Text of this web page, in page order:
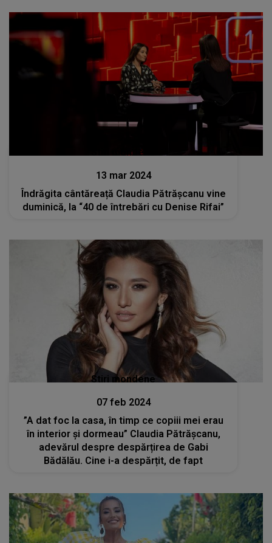
Stiri mondene
13 mar 2024
Îndrăgita cântăreață Claudia Pătrășcanu vine
duminică, la “40 de întrebări cu Denise Rifai”
Stiri mondene
07 feb 2024
”A dat foc la casa, în timp ce copiii mei erau
în interior și dormeau” Claudia Pătrășcanu,
adevărul despre despărțirea de Gabi
Bădălău. Cine i-a despărțit, de fapt